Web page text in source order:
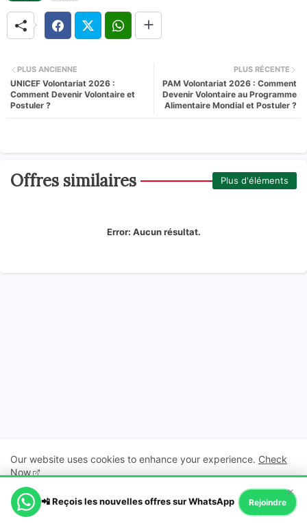
PLUS RÉCENTE
PAM Volontariat 2026 : Comment
Devenir Volontaire au Programme
Alimentaire Mondial et Postuler ?
PLUS ANCIENNE
UNICEF Volontariat 2026 :
Comment Devenir Volontaire et
Postuler ?
Offres similaires Plus d'éléments
Error: Aucun résultat.
Our website uses cookies to enhance your experience. Check
Now
Ok, Go it!
×
📲 Reçois les nouvelles offres sur WhatsApp Rejoindre